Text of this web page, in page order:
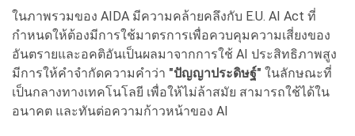
ในภาพรวมของ AIDA มีความคล้ายคลึงกับ E.U. AI Act ที่
กำหนดให้ต้องมีการใช้มาตรการเพื่อควบคุมความเสี่ยงของ
อันตรายและอคติอันเป็นผลมาจากการใช้ AI ประสิทธิภาพสูง
มีการให้คำจำกัดความคำว่า "ปัญญาประดิษฐ์" ในลักษณะที่
เป็นกลางทางเทคโนโลยี เพื่อให้ไม่ล้าสมัย สามารถใช้ได้ใน
อนาคต และทันต่อความก้าวหน้าของ AI